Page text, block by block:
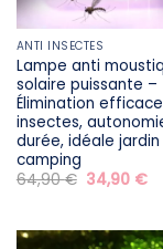
ANTI INSECTES
Lampe anti
solaire puissante –
Élimination
insectes,
durée, idéale
camping
64,90€ Le
prix
64,90 €.
34,90 €Le